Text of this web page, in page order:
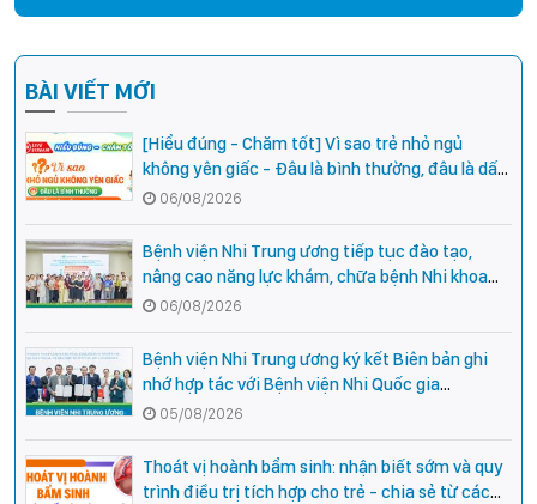
BÀI VIẾT MỚI
[Hiểu đúng - Chăm tốt] Vì sao trẻ nhỏ ngủ
không yên giấc - Đâu là bình thường, đâu là dấu
hiệu cần đi khám ngay?
06/08/2026
Bệnh viện Nhi Trung ương tiếp tục đào tạo,
nâng cao năng lực khám, chữa bệnh Nhi khoa
cho cán bộ y tế tại các tỉnh miền núi phía Bắc
06/08/2026
Bệnh viện Nhi Trung ương ký kết Biên bản ghi
nhớ hợp tác với Bệnh viện Nhi Quốc gia
Campuchia
05/08/2026
Thoát vị hoành bẩm sinh: nhận biết sớm và quy
trình điều trị tích hợp cho trẻ - chia sẻ từ các